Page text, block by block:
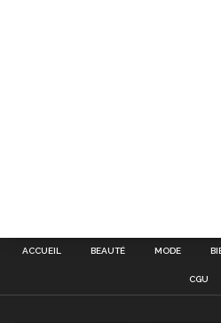
ACCUEIL BEAUTÉ MODE
CGU